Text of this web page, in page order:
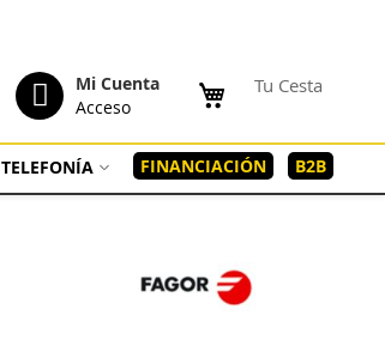
Tu Cesta
Mi Cuenta
Acceso
TELEFONÍA FINANCIACIÓN B2B